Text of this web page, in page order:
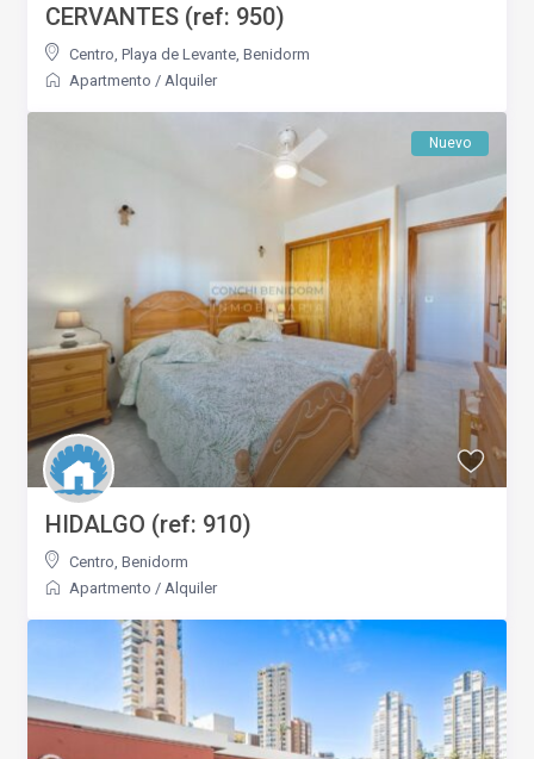
CERVANTES (ref: 950)
Centro ,Playa de Levante ,Benidorm
Apartmento / Alquiler
Nuevo
HIDALGO (ref: 910)
Centro,Benidorm
Apartmento /Alquiler